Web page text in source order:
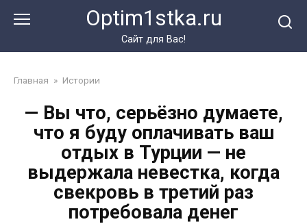
Optim1stka.ru
Сайт для Вас!
Главная » Истории
— Вы что, серьёзно думаете,
что я буду оплачивать ваш
отдых в Турции — не
выдержала невестка, когда
свекровь в третий раз
потребовала денег